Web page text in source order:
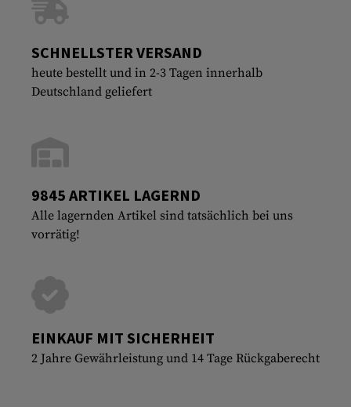
SCHNELLSTER VERSAND
heute bestellt und in 2-3 Tagen innerhalb
Deutschland geliefert
9845 ARTIKEL LAGERND
Alle lagernden Artikel sind tatsächlich bei uns
vorrätig!
EINKAUF MIT SICHERHEIT
2 Jahre Gewährleistung und 14 Tage Rückgaberecht